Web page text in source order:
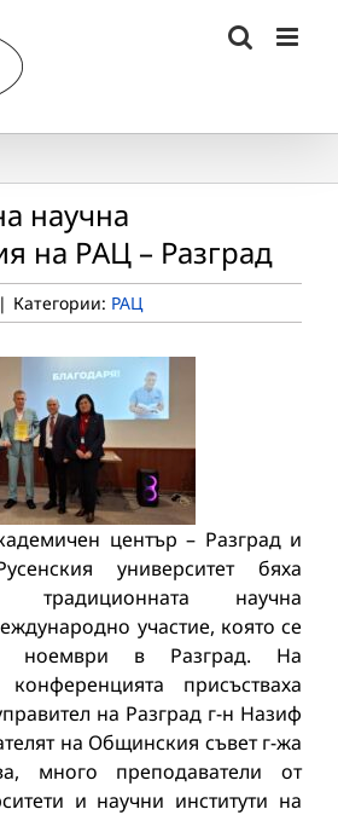
научна
на РАЦ – Разград
| Категории: РАЦ
център – Разград и
университет бяха
научна
участие, която се
ноември в Разград. На
присъстваха
на Разград г-н Назиф
на Общинския съвет г-жа
много преподаватели от
и научни институти на